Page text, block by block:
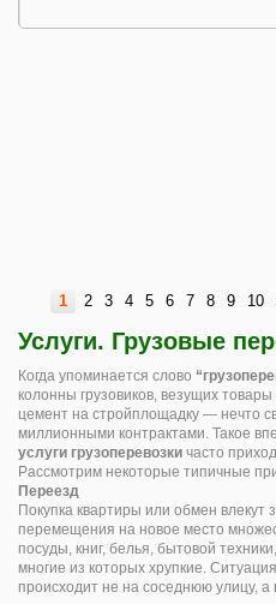
1 2 3 4 5 6 7 8 9 10
Услуги. Грузовые
Когда упоминается слово
колонны грузовиков, везущих
цемент на стройплощадку — нечто
миллионными контрактами. Такое
услуги грузоперевозки часто
Рассмотрим некоторые типичные
Переезд
Покупка квартиры или обмен влекут
перемещения на новое место
посуды, книг, белья, бытовой
многие из которых хрупкие.
происходит не на соседнюю улицу, а